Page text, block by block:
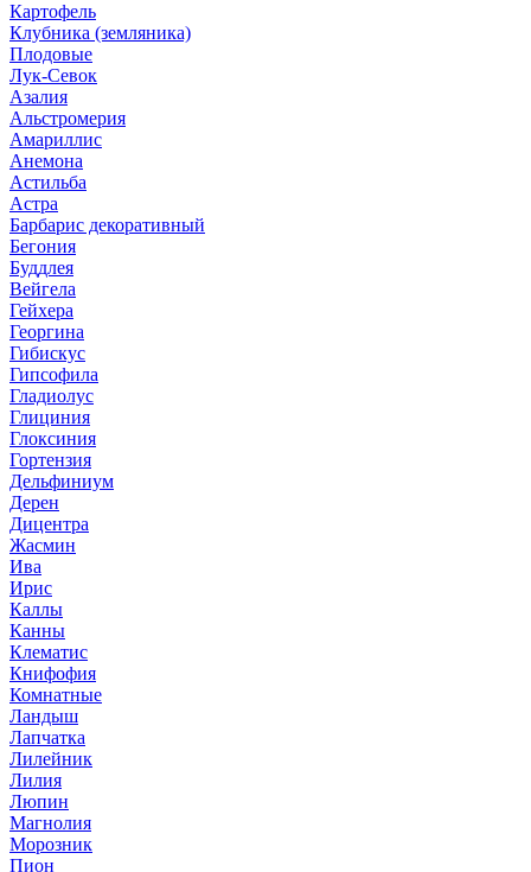
Картофель
Клубника (земляника)
Плодовые
Лук-Севок
Азалия
Альстромерия
Амариллис
Анемона
Астильба
Астра
Барбарис декоративный
Бегония
Буддлея
Вейгела
Гейхера
Георгина
Гибискус
Гипсофила
Гладиолус
Глициния
Глоксиния
Гортензия
Дельфиниум
Дерен
Дицентра
Жасмин
Ива
Ирис
Каллы
Канны
Клематис
Книфофия
Комнатные
Ландыш
Лапчатка
Лилейник
Лилия
Люпин
Магнолия
Морозник
Пион